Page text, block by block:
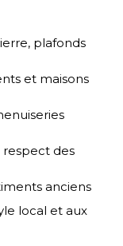
plafonds
et maisons
respect des
anciens
local et aux